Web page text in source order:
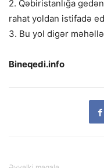
2. Qəbiristanlığa
rahat yoldan istifadə
3. Bu yol digər məhəllə
Bineqedi.info